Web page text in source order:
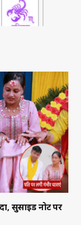
सुसाइड नोट पर